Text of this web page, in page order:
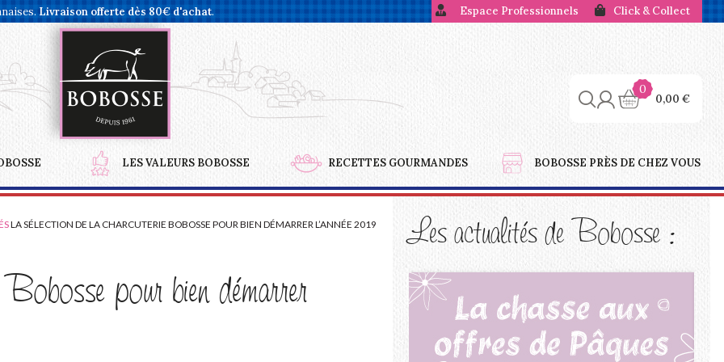
Livraison offerte dès 80€ d'achat. Espace Professionnels Click & Collect
0
0,00 €
LES VALEURS BOBOSSE RECETTES GOURMANDES BOBOSSE PRÈS DE CHEZ VOUS
LA SÉLECTION DE LA CHARCUTERIE BOBOSSE POUR BIEN DÉMARRER L’ANNÉE 2019
pour bien démarrer
Les actualités de Bobosse :